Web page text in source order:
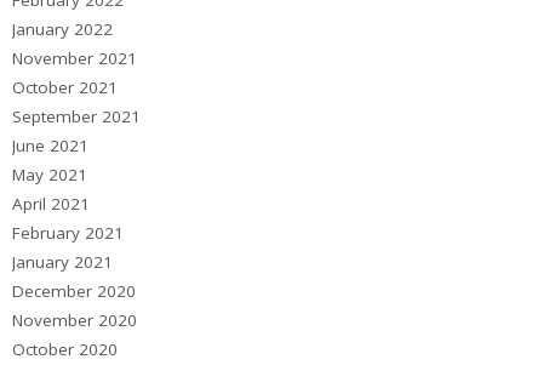
January 2022
November 2021
October 2021
September 2021
June 2021
May 2021
April 2021
February 2021
January 2021
December 2020
November 2020
October 2020